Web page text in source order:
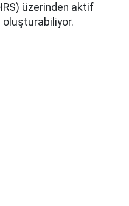
üzerinden aktif
oluşturabiliyor.